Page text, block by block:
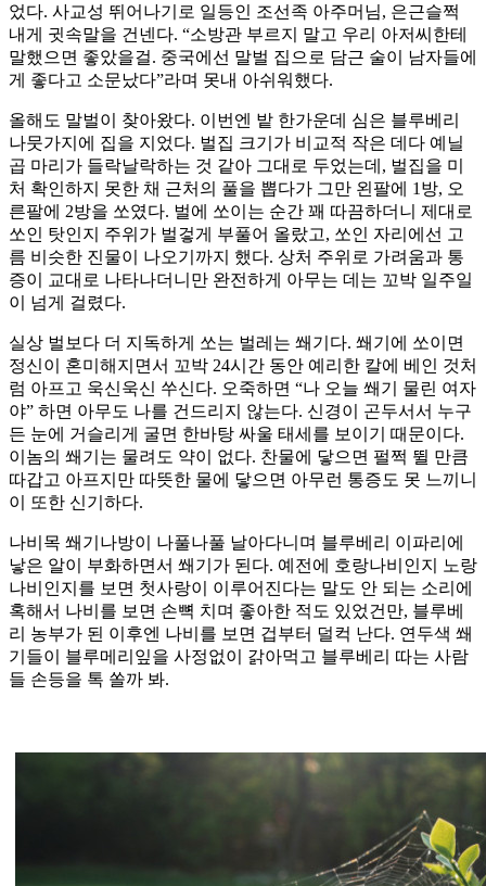
었다. 사교성 뛰어나기로 일등인 조선족 아주머님, 은근슬쩍
내게 귓속말을 건넨다. “소방관 부르지 말고 우리 아저씨한테
말했으면 좋았을걸. 중국에선 말벌 집으로 담근 술이 남자들에
게 좋다고 소문났다”라며 못내 아쉬워했다.
올해도 말벌이 찾아왔다. 이번엔 밭 한가운데 심은 블루베리
나뭇가지에 집을 지었다. 벌집 크기가 비교적 작은 데다 예닐
곱 마리가 들락날락하는 것 같아 그대로 두었는데, 벌집을 미
처 확인하지 못한 채 근처의 풀을 뽑다가 그만 왼팔에 1방, 오
른팔에 2방을 쏘였다. 벌에 쏘이는 순간 꽤 따끔하더니 제대로
쏘인 탓인지 주위가 벌겋게 부풀어 올랐고, 쏘인 자리에선 고
름 비슷한 진물이 나오기까지 했다. 상처 주위로 가려움과 통
증이 교대로 나타나더니만 완전하게 아무는 데는 꼬박 일주일
이 넘게 걸렸다.
실상 벌보다 더 지독하게 쏘는 벌레는 쐐기다. 쐐기에 쏘이면
정신이 혼미해지면서 꼬박 24시간 동안 예리한 칼에 베인 것처
럼 아프고 욱신욱신 쑤신다. 오죽하면 “나 오늘 쐐기 물린 여자
야” 하면 아무도 나를 건드리지 않는다. 신경이 곤두서서 누구
든 눈에 거슬리게 굴면 한바탕 싸울 태세를 보이기 때문이다.
이놈의 쐐기는 물려도 약이 없다. 찬물에 닿으면 펄쩍 뛸 만큼
따갑고 아프지만 따뜻한 물에 닿으면 아무런 통증도 못 느끼니
이 또한 신기하다.
나비목 쐐기나방이 나풀나풀 날아다니며 블루베리 이파리에
낳은 알이 부화하면서 쐐기가 된다. 예전에 호랑나비인지 노랑
나비인지를 보면 첫사랑이 이루어진다는 말도 안 되는 소리에
혹해서 나비를 보면 손뼉 치며 좋아한 적도 있었건만, 블루베
리 농부가 된 이후엔 나비를 보면 겁부터 덜컥 난다. 연두색 쐐
기들이 블루메리잎을 사정없이 갉아먹고 블루베리 따는 사람
들 손등을 톡 쏠까 봐.